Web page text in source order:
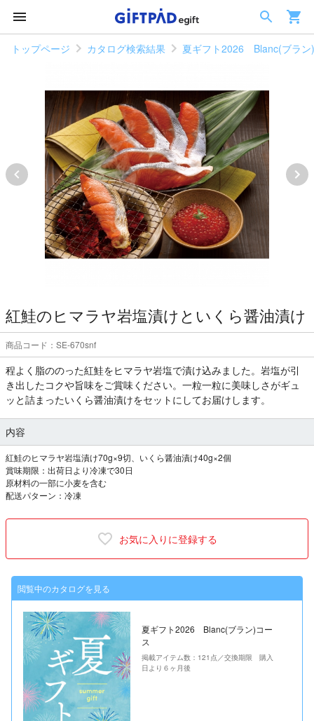
トップページ カタログ検索結果 夏ギフト2026 Blanc(ブラン
紅鮭のヒマラヤ岩塩漬けといくら醤油漬け
商品コード：SE-670snf
程よく脂ののった紅鮭をヒマラヤ岩塩で漬け込みました。岩塩が引
き出したコクや旨味をご賞味ください。一粒一粒に美味しさがギュ
ッと詰まったいくら醤油漬けをセットにしてお届けします。
内容
紅鮭のヒマラヤ岩塩漬け70g×9切、いくら醤油漬け40g×2個
賞味期限：出荷日より冷凍で30日
原材料の一部に小麦を含む
配送パターン：冷凍
お気に入りに登録する
閲覧中のカタログを見る
夏ギフト2026 Blanc(ブラン)コー
ス
掲載アイテム数：121点／交換期限 購入
日より６ヶ月後